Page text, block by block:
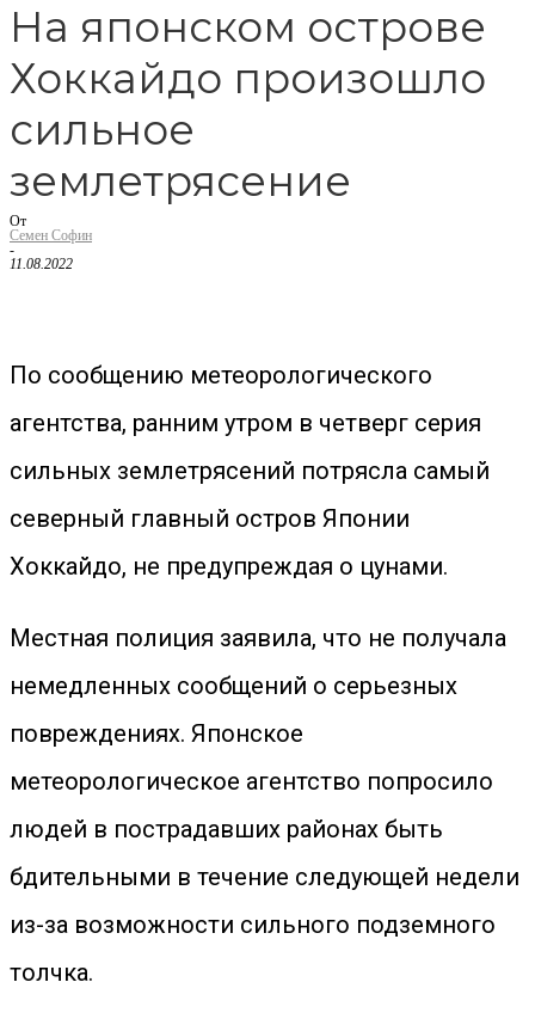
На японском острове
Хоккайдо произошло
сильное
землетрясение
От
Семен Софин
-
11.08.2022
По сообщению метеорологического
агентства, ранним утром в четверг серия
сильных землетрясений потрясла самый
северный главный остров Японии
Хоккайдо, не предупреждая о цунами.
Местная полиция заявила, что не получала
немедленных сообщений о серьезных
повреждениях. Японское
метеорологическое агентство попросило
людей в пострадавших районах быть
бдительными в течение следующей недели
из-за возможности сильного подземного
толчка.